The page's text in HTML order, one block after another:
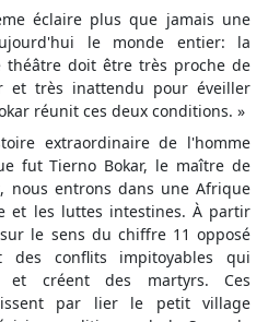
éclaire plus que jamais une
le monde entier: la
théâtre doit être très proche de
et très inattendu pour éveiller
réunit ces deux conditions. »
extraordinaire de l'homme
fut Tierno Bokar, le maître de
nous entrons dans une Afrique
et les luttes intestines. À partir
le sens du chiffre 11 opposé
conflits impitoyables qui
et créent des martyrs. Ces
par lier le petit village